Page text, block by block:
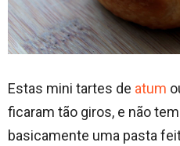
Estas mini tartes de atum
ficaram tão giros, e não
basicamente uma pasta